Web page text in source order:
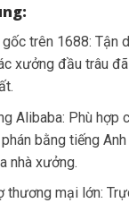
trên 1688: Tận
xưởng đầu trâu
Alibaba: Phù hợp
bằng tiếng
nhà xưởng.
thương mại lớn: